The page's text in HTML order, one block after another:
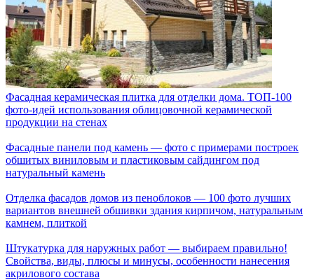
Фасадная керамическая плитка для отделки дома. ТОП-100
фото-идей использования облицовочной керамической
продукции на стенах
Фасадные панели под камень — фото с примерами построек
обшитых виниловым и пластиковым сайдингом под
натуральный камень
Отделка фасадов домов из пеноблоков — 100 фото лучших
вариантов внешней обшивки здания кирпичом, натуральным
камнем, плиткой
Штукатурка для наружных работ — выбираем правильно!
Свойства, виды, плюсы и минусы, особенности нанесения
акрилового состава